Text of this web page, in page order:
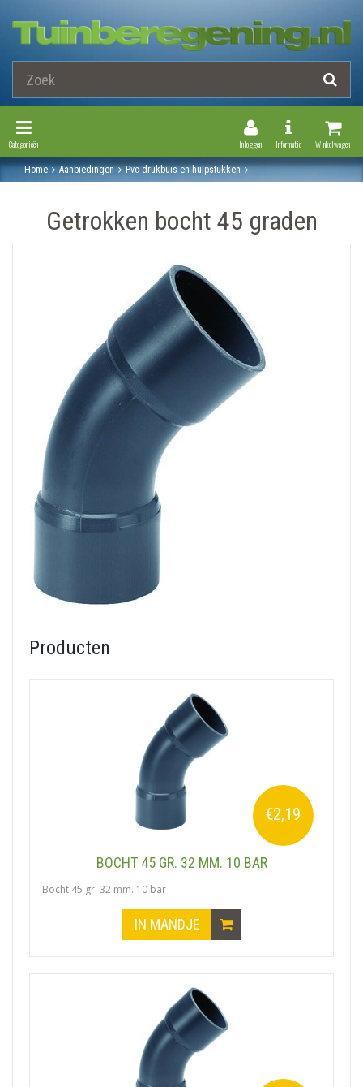
Winkelwagen
Toggle
Informatie
Inloggen
Toggle Navigation
Categorieën
Home Aanbiedingen
Pvc drukbuis en hulpstukken
Getrokken bocht 45 graden
Producten
€2,19
BOCHT 45 GR. 32 MM. 10 BAR
Bocht 45 gr. 32 mm. 10 bar
IN MANDJE